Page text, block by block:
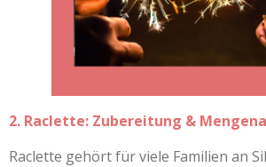
2. Raclette: Zubereitung &
Raclette gehört für viele Familien an